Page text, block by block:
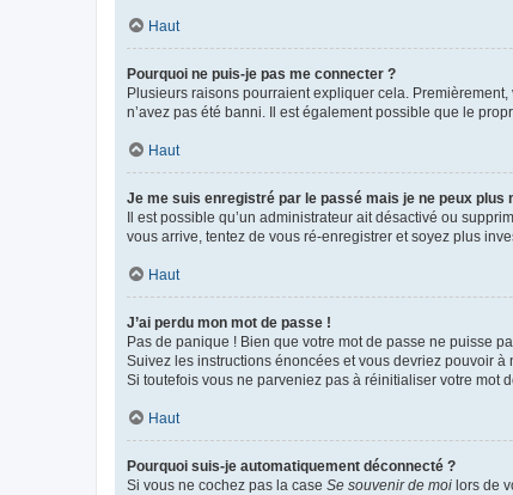
Haut
Pourquoi ne puis-je pas me connecter ?
Plusieurs raisons pourraient expliquer cela.
n’avez pas été banni. Il est également possible que le
Haut
Je me suis enregistré par le passé mais je ne peux plus
Il est possible qu’un administrateur ait désactivé ou
vous arrive, tentez de vous ré-enregistrer et soyez plus
Haut
J’ai perdu mon mot de passe !
Pas de panique ! Bien que votre mot de passe ne puisse
Suivez les instructions énoncées et vous devriez pouvoir à
Si toutefois vous ne parveniez pas à réinitialiser votre mot
Haut
Pourquoi suis-je automatiquement déconnecté ?
Si vous ne cochez pas la case Se souvenir de moi lors de